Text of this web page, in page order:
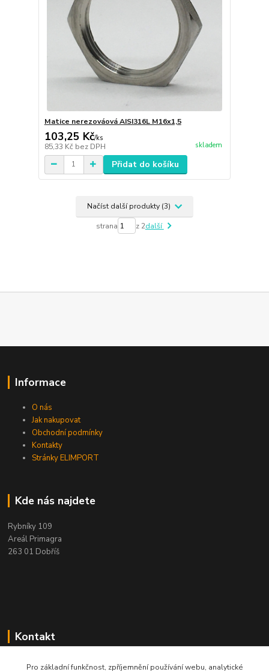
Matice nerezováová AISI316L M16x1,5
103,25 Kč/ks
85,33 Kč bez DPH skladem
Přidat do košíku
Načíst další produkty (3)
strana z 2další
Informace
O nás
Jak nakupovat
Obchodní podmínky
Kontakty
Stránky ELIMPORT
Kde nás najdete
Rybníky 109
Areál Primagra
263 01 Dobříš
Kontakt
+420 284 811 501
Pro základní funkčnost, zpříjemnění používání webu, analytické